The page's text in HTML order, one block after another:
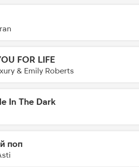
FOR LIFE
& Emily Roberts
In The Dark
поп